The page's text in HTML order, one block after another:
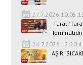
27.7.2026
Tural
24.7.2026
AŞIRI